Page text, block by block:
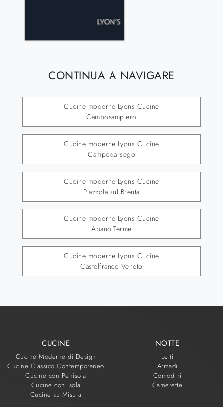
CONTINUA A NAVIGARE
Cucine moderne Lyons Cucine
Camposampiero
Cucine moderne Lyons Cucine
Campodarsego
Cucine moderne Lyons Cucine
Piazzola sul Brenta
Cucine moderne Lyons Cucine
Abano Terme
Cucine moderne Lyons Cucine
Castelfranco Veneto
CUCINE
Cucine Moderne di Design
Cucine Classico Contemporaneo
Cucine con Penisola
Cucine con Isola
Cucine su Misura
NOTTE
Letti
Armadi
Comodini
Camerette